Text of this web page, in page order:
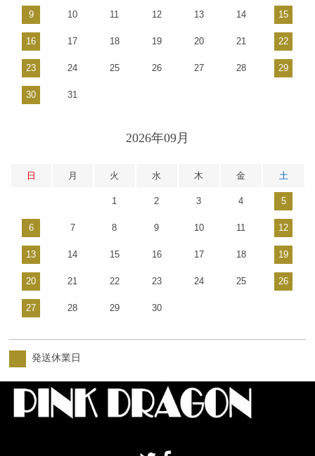
9 10 11 12 13 14 15
16 17 18 19 20 21 22
23 24 25 26 27 28 29
30 31
2026年09月
日 月 火 水 木 金 土
1 2 3 4 5
6 7 8 9 10 11 12
13 14 15 16 17 18 19
20 21 22 23 24 25 26
27 28 29 30
発送休業日